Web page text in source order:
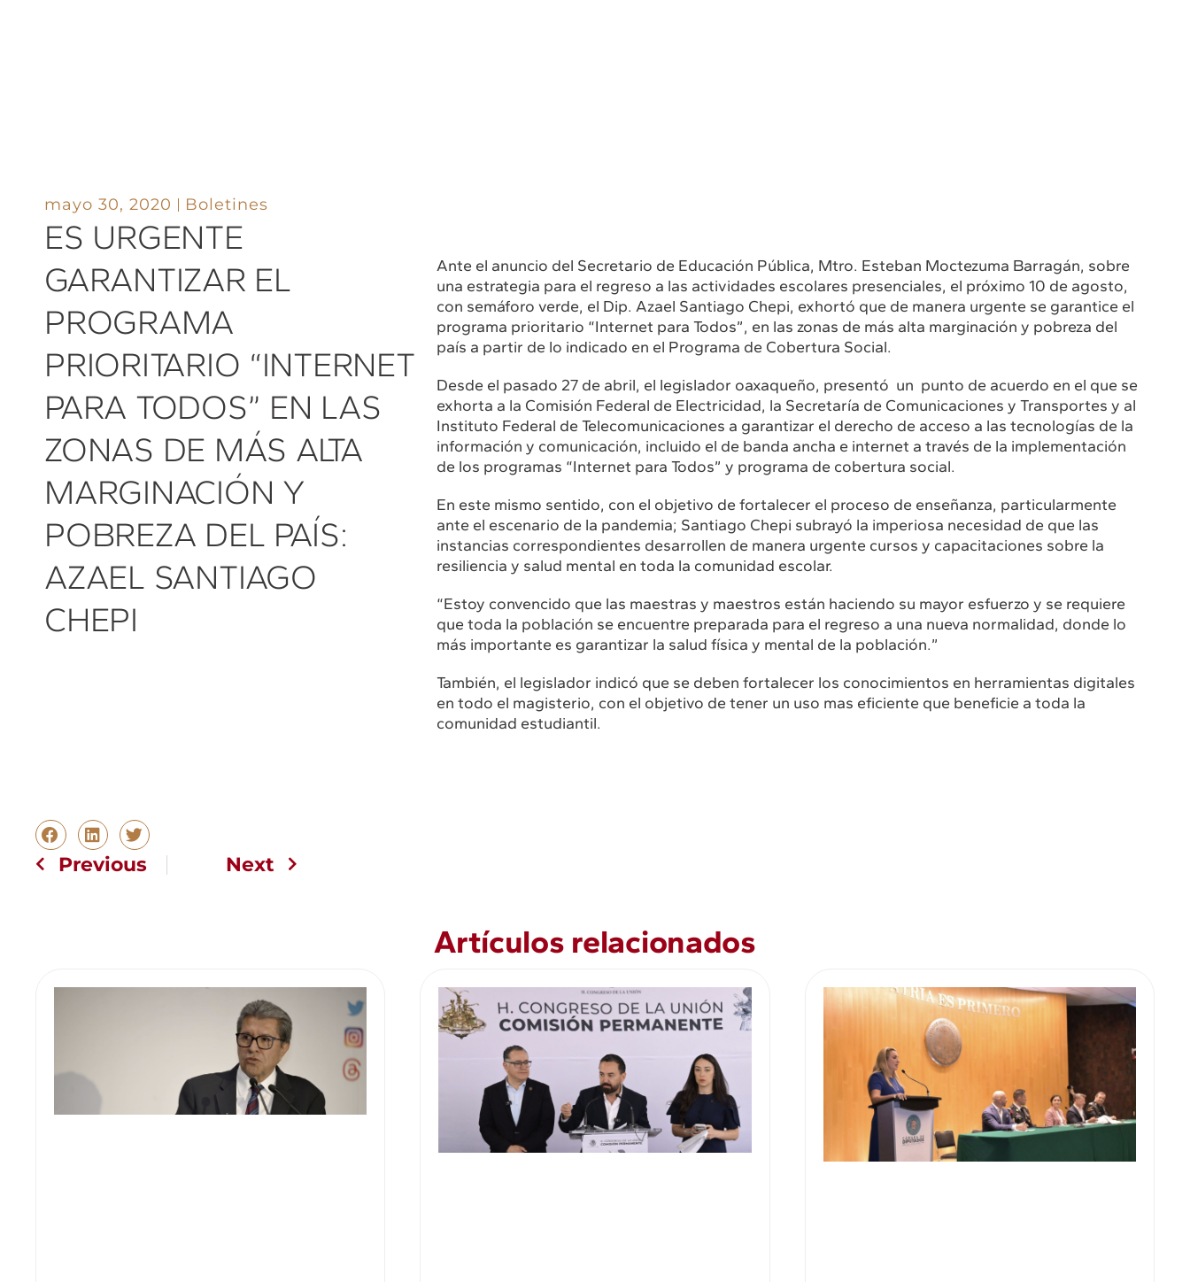
mayo 30, 2020 Boletines
ES URGENTE
GARANTIZAR EL
PROGRAMA
PRIORITARIO “INTERNET
PARA TODOS” EN LAS
ZONAS DE MÁS ALTA
MARGINACIÓN Y
POBREZA DEL PAÍS:
AZAEL SANTIAGO
CHEPI
Ante el anuncio del Secretario de Educación Pública, Mtro. Esteban Moctezuma Barragán, sobre
una estrategia para el regreso a las actividades escolares presenciales, el próximo 10 de agosto,
con semáforo verde, el Dip. Azael Santiago Chepi, exhortó que de manera urgente se garantice el
programa prioritario “Internet para Todos”, en las zonas de más alta marginación y pobreza del
país a partir de lo indicado en el Programa de Cobertura Social.
Desde el pasado 27 de abril, el legislador oaxaqueño, presentó un punto de acuerdo en el que se
exhorta a la Comisión Federal de Electricidad, la Secretaría de Comunicaciones y Transportes y al
Instituto Federal de Telecomunicaciones a garantizar el derecho de acceso a las tecnologías de la
información y comunicación, incluido el de banda ancha e internet a través de la implementación
de los programas “Internet para Todos” y programa de cobertura social.
En este mismo sentido, con el objetivo de fortalecer el proceso de enseñanza, particularmente
ante el escenario de la pandemia; Santiago Chepi subrayó la imperiosa necesidad de que las
instancias correspondientes desarrollen de manera urgente cursos y capacitaciones sobre la
resiliencia y salud mental en toda la comunidad escolar.
“Estoy convencido que las maestras y maestros están haciendo su mayor esfuerzo y se requiere
que toda la población se encuentre preparada para el regreso a una nueva normalidad, donde lo
más importante es garantizar la salud física y mental de la población.”
También, el legislador indicó que se deben fortalecer los conocimientos en herramientas digitales
en todo el magisterio, con el objetivo de tener un uso mas eficiente que beneficie a toda la
comunidad estudiantil.
Previous Next
Artículos relacionados